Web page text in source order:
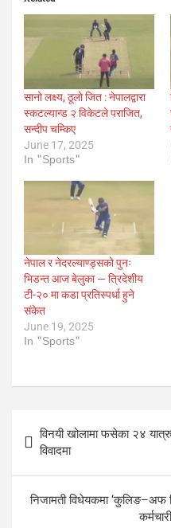
सानो लक्ष्य, ठूलो जित : नेपालद्वारा
स्कटल्यान्ड २ विकेटले पराजित,
सन्दीप चम्किए
June 17, 2025
In "Sports"
नेपाल र नेदरल्याण्ड्सको पुनः
भिडन्त आज बेलुका — त्रिदेशीय
टी-२० मा कडा प्रतिस्पर्धा हुने
संकेत
June 19, 2025
In "Sports"
navigation
विनयी खोलामा फसेका २४
विवादमा
निजामती विधेयकमा ‘कुलिङ–अफ